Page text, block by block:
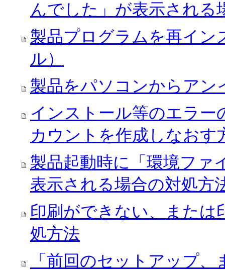
んでした」が表示される
製品プログラムを再イン
ル）
製品をパソコンからアン
インストール等のエラー
カウントを作成しなおす
製品起動時に「環境ファ
表示される場合の対処方
印刷ができない、または
処方法
「前回のセットアップ